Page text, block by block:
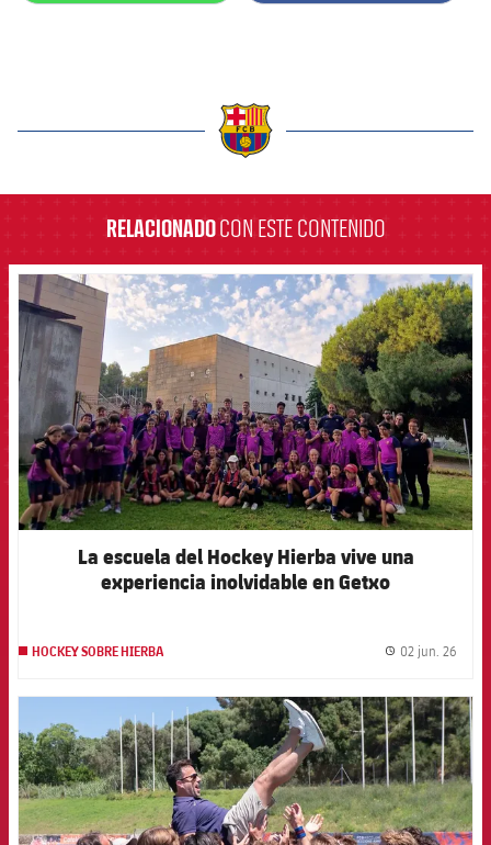
RELACIONADOCON ESTE CONTENIDO
FCB Barcelona badge
La escuela del Hockey Hierba vive una
experiencia inolvidable en Getxo
HOCKEY SOBRE HIERBA 02 jun. 26
FCB Barcelona badge